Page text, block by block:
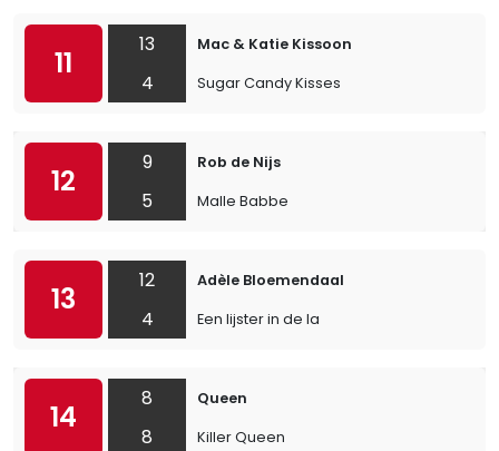
11
13
4
Mac & Katie Kissoon
Sugar Candy Kisses
12
9
5
Rob de Nijs
Malle Babbe
13
12
4
Adèle Bloemendaal
Een lijster in de la
14
8
8
Queen
Killer Queen